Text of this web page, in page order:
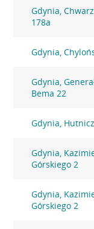
Gdynia,
178a
Gdynia,
Gdynia,
Bema 22
Gdynia,
Gdynia,
Górskiego 2
Gdynia,
Górskiego 2